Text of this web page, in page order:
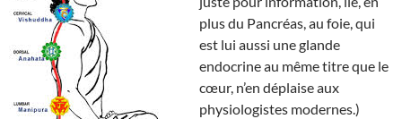
plus du Pancréas, au foie, qui
est lui aussi une glande
endocrine au même titre que le
cœur, n’en déplaise aux
physiologistes modernes.)